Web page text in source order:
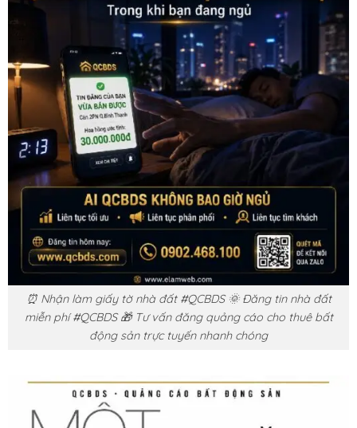
⏰ Nhận làm giấy tờ nhà đất #QCBDS 🌞 Đăng tin nhà đất
miễn phí #QCBDS 🎁 Tư vấn đăng quảng cáo cho thuê bất
động sản trực tuyến nhanh chóng